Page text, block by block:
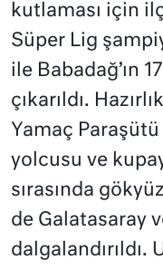
kutlaması için
Süper Lig
ile Babadağ’ın
çıkarıldı.
Yamaç
yolcusu ve
sırasında
de Galatasaray
dalgalandırıldı.